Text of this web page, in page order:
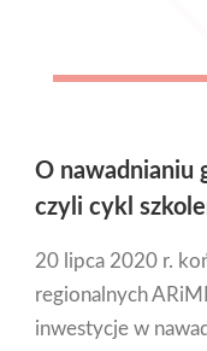
O nawadnianiu
czyli cykl
20 lipca 2020 r.
regionalnych
inwestycje w